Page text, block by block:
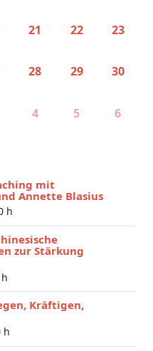
21 22 23
28 29 30
4 5 6
mit
Annette Blasius
h
zur Stärkung
Kräftigen,
h